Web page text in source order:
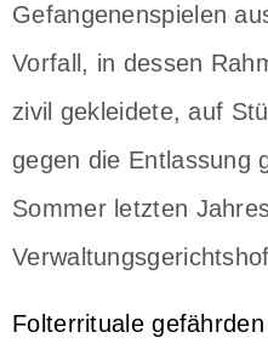
Gefangenenspielen
Vorfall, in dessen
zivil gekleidete, auf
gegen die Entlassung
Sommer letzten
Folterrituale